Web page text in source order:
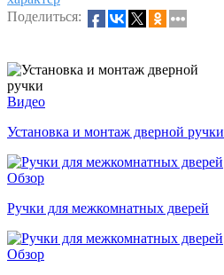
Поделиться:
Видео
Установка и монтаж дверной ручки
Обзор
Ручки для межкомнатных дверей
Обзор